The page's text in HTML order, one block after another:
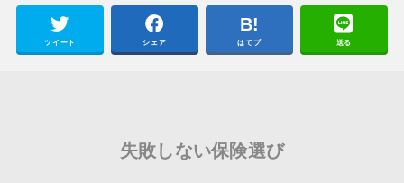
ツイート シェア はてブ 送る
失敗しない保険選び